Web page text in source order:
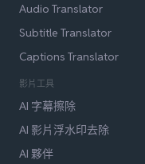
Audio Translator
Subtitle Translator
Captions Translator
影片工具
AI 字幕擦除
AI 影片浮水印去除
AI 夥伴